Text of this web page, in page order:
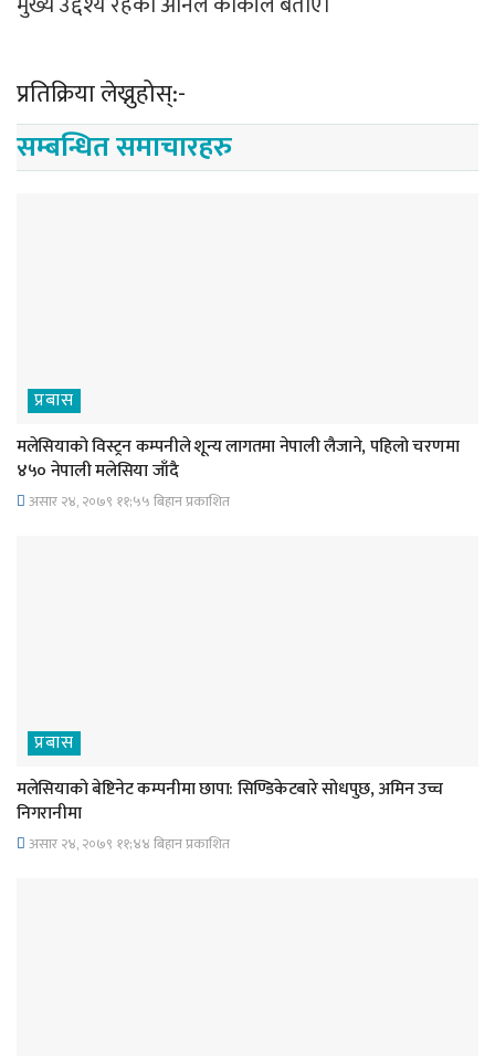
प्रतिक्रिया लेख्नुहोस्:-
सम्बन्धित समाचारहरु
प्रबास
मलेसियाको विस्ट्रन कम्पनीले शून्य लागतमा नेपाली लैजाने, पहिलो चरणमा
४५० नेपाली मलेसिया जाँदै
असार २४, २०७९ ११;५५ बिहान प्रकाशित
प्रबास
मलेसियाको बेष्टिनेट कम्पनीमा छापा: सिण्डिकेटबारे सोधपुछ, अमिन उच्च
निगरानीमा
असार २४, २०७९ ११;४४ बिहान प्रकाशित